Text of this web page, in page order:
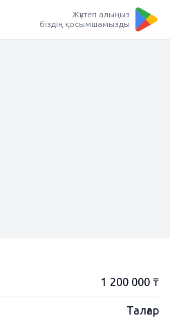
Жүктеп алыңыз
біздің қосымшамызды
1 200 000 ₸
Талғар